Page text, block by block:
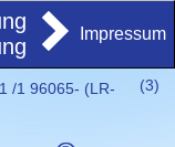
Impressum
(3)
/1 96065- (LR-